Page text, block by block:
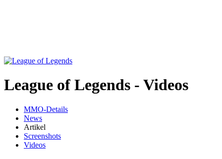
League of Legends - Videos
MMO-Details
News
Artikel
Screenshots
Videos